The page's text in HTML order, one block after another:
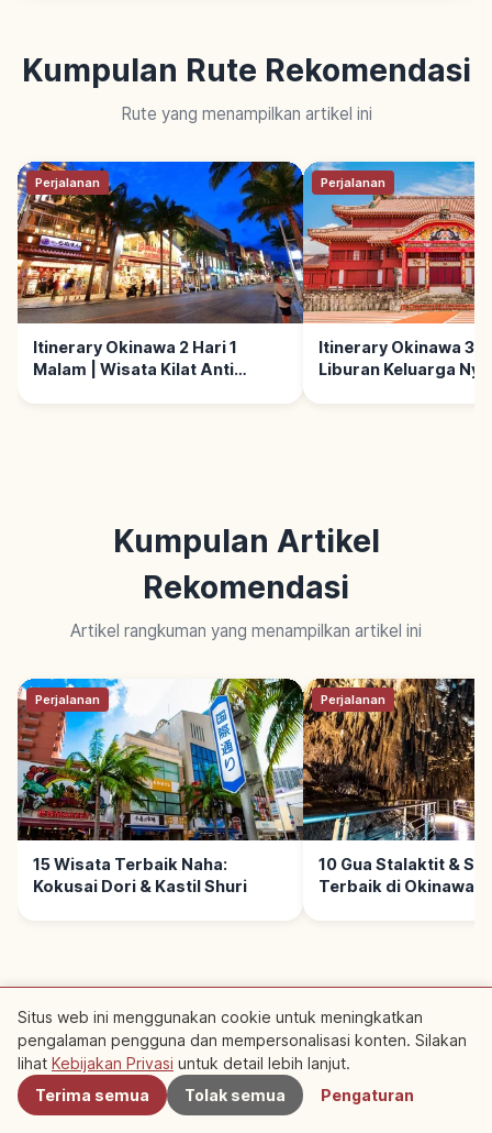
Kumpulan Rute Rekomendasi
Rute yang menampilkan artikel ini
Perjalanan
Itinerary Okinawa 2 Hari 1
Malam | Wisata Kilat Anti
Perjalanan
Itinerary Okinawa 3
Liburan Keluarga
Kumpulan Artikel
Rekomendasi
Artikel rangkuman yang menampilkan artikel ini
Perjalanan
15 Wisata Terbaik Naha:
Kokusai Dori & Kastil Shuri
Perjalanan
10 Gua Stalaktit &
Terbaik di Okinawa
Tempat Rekomendasi
Terdekat
Terdekat
Situs web ini menggunakan cookie untuk meningkatkan
pengalaman pengguna dan mempersonalisasi konten. Silakan
lihat Kebijakan Privasi untuk detail lebih lanjut.
Terima semua
Tolak semua Pengaturan